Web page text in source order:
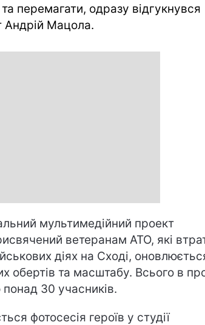
перемагати, одразу відгукнувся
Андрій Мацола.
мультимедійний проект
ветеранам АТО, які
діях на Сході,
обертів та масштабу. Всього в
понад 30 учасників.
фотосесія героїв у студії